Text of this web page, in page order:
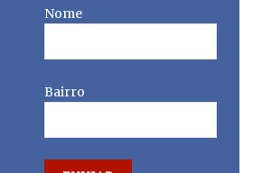
Nome
Bairro